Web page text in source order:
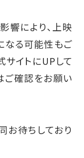
響により、上映
なる可能性もご
サイトにUPして
ご確認をお願い
お待ちしており